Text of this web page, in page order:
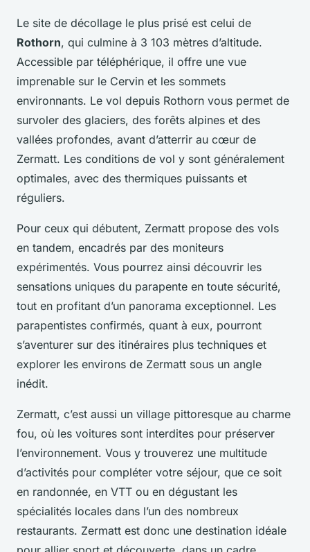
Le site de décollage le plus prisé est celui de
Rothorn, qui culmine à 3 103 mètres d’altitude.
Accessible par téléphérique, il offre une vue
imprenable sur le Cervin et les sommets
environnants. Le vol depuis Rothorn vous permet de
survoler des glaciers, des forêts alpines et des
vallées profondes, avant d’atterrir au cœur de
Zermatt. Les conditions de vol y sont généralement
optimales, avec des thermiques puissants et
réguliers.
Pour ceux qui débutent, Zermatt propose des vols
en tandem, encadrés par des moniteurs
expérimentés. Vous pourrez ainsi découvrir les
sensations uniques du parapente en toute sécurité,
tout en profitant d’un panorama exceptionnel. Les
parapentistes confirmés, quant à eux, pourront
s’aventurer sur des itinéraires plus techniques et
explorer les environs de Zermatt sous un angle
inédit.
Zermatt, c’est aussi un village pittoresque au charme
fou, où les voitures sont interdites pour préserver
l’environnement. Vous y trouverez une multitude
d’activités pour compléter votre séjour, que ce soit
en randonnée, en VTT ou en dégustant les
spécialités locales dans l’un des nombreux
restaurants. Zermatt est donc une destination idéale